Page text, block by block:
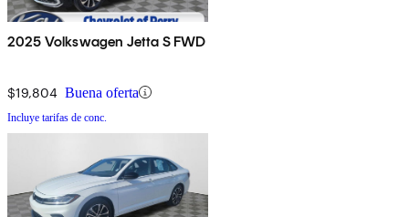
2025 Volkswagen Jetta S FWD
$19,804 Buena oferta
Incluye tarifas de conc.